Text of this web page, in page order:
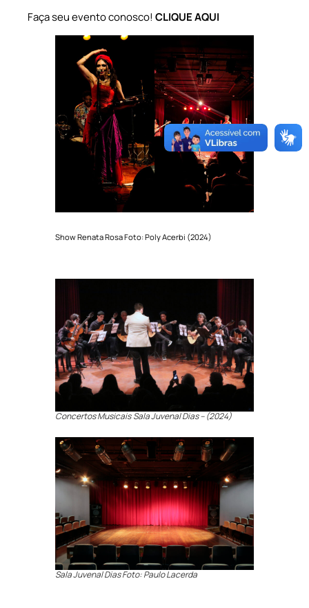
Faça seu evento conosco! CLIQUE AQUI
Show Renata Rosa Foto: Poly Acerbi (2024)
Concertos Musicais Sala Juvenal Dias – (2024)
Sala Juvenal Dias Foto: Paulo Lacerda